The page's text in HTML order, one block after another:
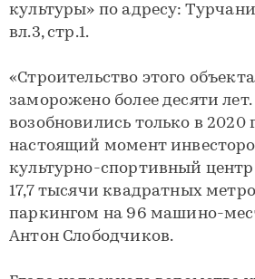
культуры» по адресу:
вл.3, стр.1.
«Строительство этого
заморожено более десяти
возобновились только в 2020
настоящий момент
культурно-спортивный
17,7 тысячи квадратных
паркингом на 96 машино-
Антон Слободчиков.